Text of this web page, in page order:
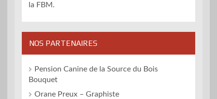
la FBM.
NOS PARTENAIRES
Pension Canine de la Source du Bois
Bouquet
Orane Preux – Graphiste